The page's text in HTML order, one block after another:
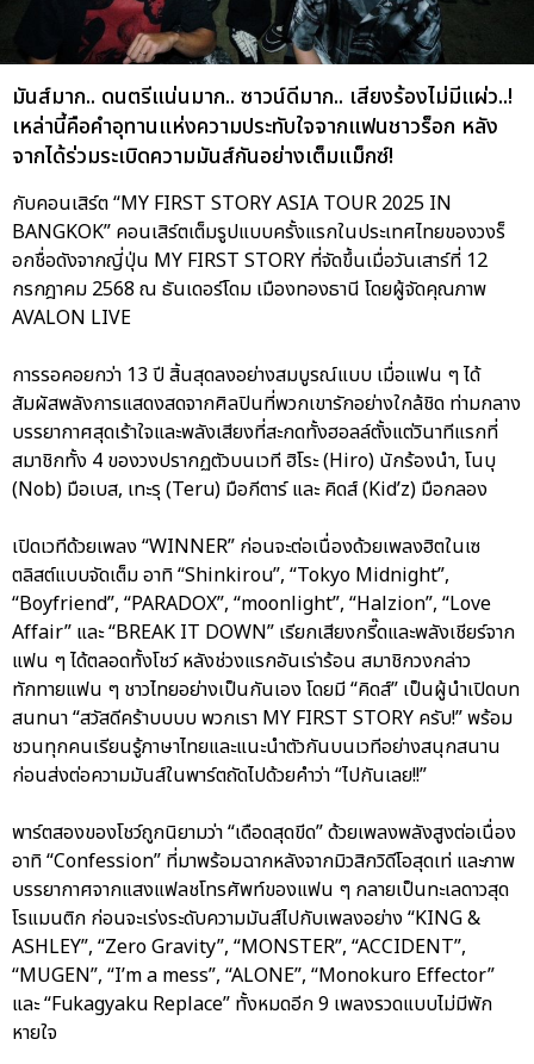
มันส์มาก.. ดนตรีแน่นมาก.. ซาวน์ดีมาก.. เสียงร้องไม่มีแผ่ว..!
เหล่านี้คือคำอุทานแห่งความประทับใจจากแฟนชาวร็อก หลัง
จากได้ร่วมระเบิดความมันส์กันอย่างเต็มแม็กซ์!
กับคอนเสิร์ต “MY FIRST STORY ASIA TOUR 2025 IN
BANGKOK” คอนเสิร์ตเต็มรูปแบบครั้งแรกในประเทศไทยของวงร็
อกชื่อดังจากญี่ปุ่น MY FIRST STORY ที่จัดขึ้นเมื่อวันเสาร์ที่ 12
กรกฎาคม 2568 ณ ธันเดอร์โดม เมืองทองธานี โดยผู้จัดคุณภาพ
AVALON LIVE
การรอคอยกว่า 13 ปี สิ้นสุดลงอย่างสมบูรณ์แบบ เมื่อแฟน ๆ ได้
สัมผัสพลังการแสดงสดจากศิลปินที่พวกเขารักอย่างใกล้ชิด ท่ามกลาง
บรรยากาศสุดเร้าใจและพลังเสียงที่สะกดทั้งฮอลล์ตั้งแต่วินาทีแรกที่
สมาชิกทั้ง 4 ของวงปรากฏตัวบนเวที ฮิโระ (Hiro) นักร้องนำ, โนบุ
(Nob) มือเบส, เทะรุ (Teru) มือกีตาร์ และ คิดส์ (Kid’z) มือกลอง
เปิดเวทีด้วยเพลง “WINNER” ก่อนจะต่อเนื่องด้วยเพลงฮิตในเซ
ตลิสต์แบบจัดเต็ม อาทิ “Shinkirou”, “Tokyo Midnight”,
“Boyfriend”, “PARADOX”, “moonlight”, “Halzion”, “Love
Affair” และ “BREAK IT DOWN” เรียกเสียงกรี๊ดและพลังเชียร์จาก
แฟน ๆ ได้ตลอดทั้งโชว์ หลังช่วงแรกอันเร่าร้อน สมาชิกวงกล่าว
ทักทายแฟน ๆ ชาวไทยอย่างเป็นกันเอง โดยมี “คิดส์” เป็นผู้นำเปิดบท
สนทนา “สวัสดีคร้าบบบบ พวกเรา MY FIRST STORY ครับ!” พร้อม
ชวนทุกคนเรียนรู้ภาษาไทยและแนะนำตัวกันบนเวทีอย่างสนุกสนาน
ก่อนส่งต่อความมันส์ในพาร์ตถัดไปด้วยคำว่า “ไปกันเลย!!”
พาร์ตสองของโชว์ถูกนิยามว่า “เดือดสุดขีด” ด้วยเพลงพลังสูงต่อเนื่อง
อาทิ “Confession” ที่มาพร้อมฉากหลังจากมิวสิกวิดีโอสุดเท่ และภาพ
บรรยากาศจากแสงแฟลชโทรศัพท์ของแฟน ๆ กลายเป็นทะเลดาวสุด
โรแมนติก ก่อนจะเร่งระดับความมันส์ไปกับเพลงอย่าง “KING &
ASHLEY”, “Zero Gravity”, “MONSTER”, “ACCIDENT”,
“MUGEN”, “I’m a mess”, “ALONE”, “Monokuro Effector”
และ “Fukagyaku Replace” ทั้งหมดอีก 9 เพลงรวดแบบไม่มีพัก
หายใจ